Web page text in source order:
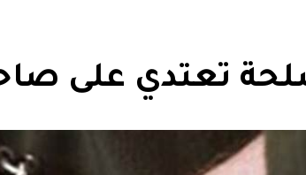
تعتدي على